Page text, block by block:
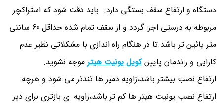
دستگاه و ارتفاع سقف بستگی دارد. باید دقت شود که استراکچر
مربوطه به درستی اجرا گردد و از سقف تمام شده حداقل 60 سانتی
متر پائین تر باشد.تا در هنگام راه اندازی با مشکلاتی نظیر عدم
کارایی و راندمان پایینکویل یونیت هیتر موجه نشوید.
ارتفاع نصب بیشتر باشد،زاویه دمپر ها تندتر می شود و هرچه
ارتفاع نصب یونیت هیتر ها کم تر باشد،زاویه ی بازتری برای دپر